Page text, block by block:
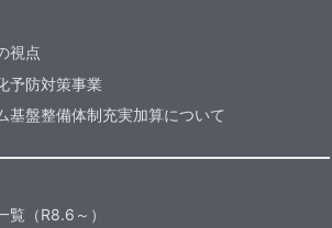
視点
予防対策事業
基盤整備体制充実加算について
覧（R8.6～）